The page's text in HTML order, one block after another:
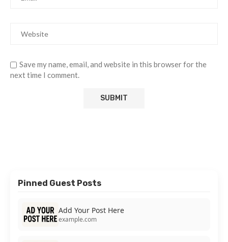
Save my name, email, and website in this browser for the
next time I comment.
Pinned Guest Posts
Add Your Post Here
example.com